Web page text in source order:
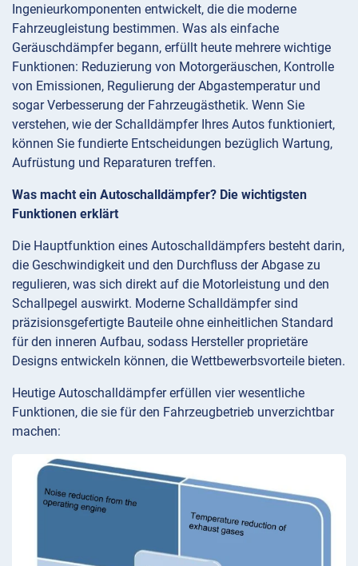
Ingenieurkomponenten entwickelt, die die moderne
Fahrzeugleistung bestimmen. Was als einfache
Geräuschdämpfer begann, erfüllt heute mehrere wichtige
Funktionen: Reduzierung von Motorgeräuschen, Kontrolle
von Emissionen, Regulierung der Abgastemperatur und
sogar Verbesserung der Fahrzeugästhetik. Wenn Sie
verstehen, wie der Schalldämpfer Ihres Autos funktioniert,
können Sie fundierte Entscheidungen bezüglich Wartung,
Aufrüstung und Reparaturen treffen.
Was macht ein Autoschalldämpfer? Die wichtigsten
Funktionen erklärt
Die Hauptfunktion eines Autoschalldämpfers besteht darin,
die Geschwindigkeit und den Durchfluss der Abgase zu
regulieren, was sich direkt auf die Motorleistung und den
Schallpegel auswirkt. Moderne Schalldämpfer sind
präzisionsgefertigte Bauteile ohne einheitlichen Standard
für den inneren Aufbau, sodass Hersteller proprietäre
Designs entwickeln können, die Wettbewerbsvorteile bieten.
Heutige Autoschalldämpfer erfüllen vier wesentliche
Funktionen, die sie für den Fahrzeugbetrieb unverzichtbar
machen: